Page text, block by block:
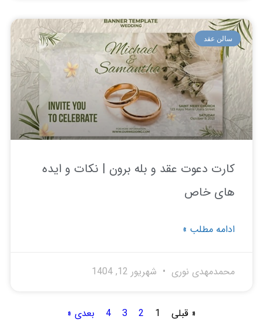
عقد
دعوت عقد و بله برون | نکات و ایده
خاص
مطلب »
نوری شهریور 12, 1404
1
2
3
4 بعدی «